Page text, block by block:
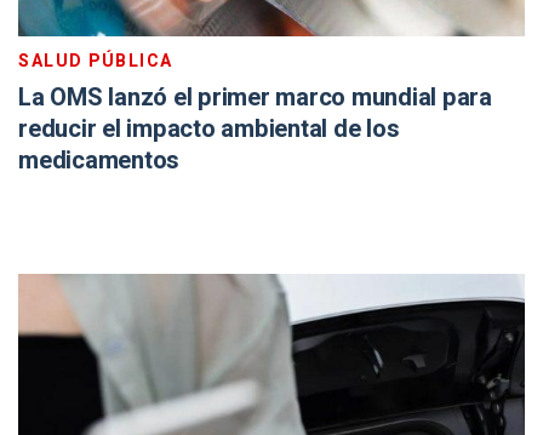
SALUD PÚBLICA
La OMS lanzó el primer marco mundial para
reducir el impacto ambiental de los
medicamentos